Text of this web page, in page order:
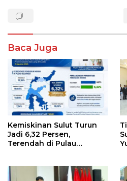
Baca Juga
Kemiskinan Sulut Turun
Jadi 6,32 Persen,
Terendah di Pulau